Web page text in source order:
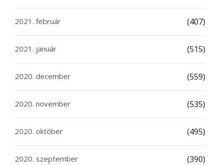
2021. február (407)
2021. január (515)
2020. december (559)
2020. november (535)
2020. október (495)
2020. szeptember (390)